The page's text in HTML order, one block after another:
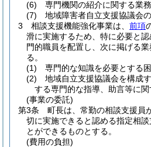
(6)
専門機関の紹介に関する業務
(7)
地域障害者自立支援協議会
3
相談支援機能強化事業は、 前項
滑に実施するため、特に必要と
門的職員を配置し、次に掲げる
る。
(1)
専門的な知識を必要とする
(2)
地域自立支援協議会を構成
する専門的な指導、助言等に関
(事業の委託)
第3条
町長は、常勤の相談支援員
切に実施できると認める指定相
とができるものとする。
(費用の負担)